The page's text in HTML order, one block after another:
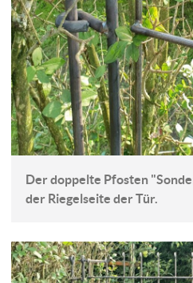
Der doppelte Pfosten
der Riegelseite der Tür.